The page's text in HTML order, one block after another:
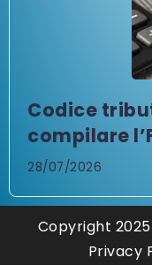
Codice
compilare
28/07/2026
Copyright
Privacy